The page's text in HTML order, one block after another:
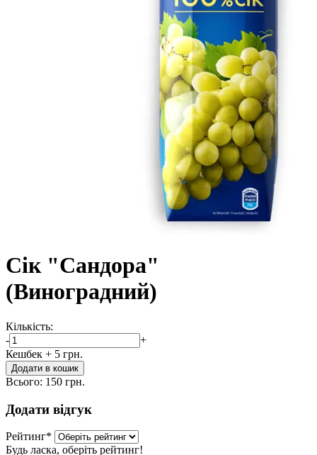
Сік "Сандора"
(Виноградний)
Кількість:
-
+
Кешбек + 5 грн.
Додати в кошик
Всього: 150 грн.
Додати відгук
Рейтинг*
Будь ласка, оберіть рейтинг!